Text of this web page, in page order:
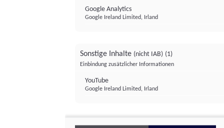
Google Analytics
Google Ireland Limited, Irland
Sonstige Inhalte (nicht IAB) (1)
Einbindung zusätzlicher Informationen
YouTube
Google Ireland Limited, Irland